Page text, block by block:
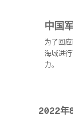
中国
为了回
海域进
力。
2022年